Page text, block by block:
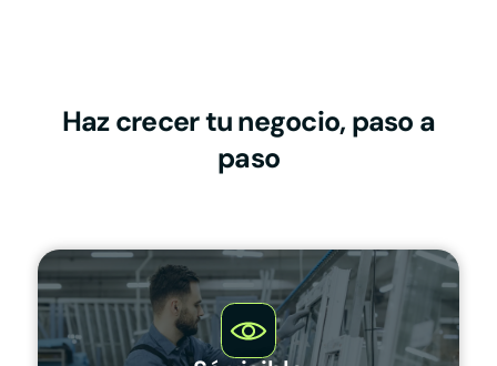
Haz crecer tu negocio, paso a
paso